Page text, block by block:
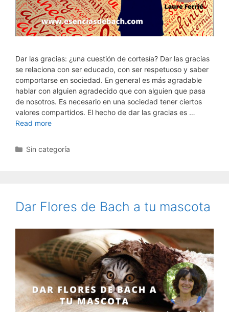
Dar las gracias: ¿una cuestión de cortesía? Dar las gracias
se relaciona con ser educado, con ser respetuoso y saber
comportarse en sociedad. En general es más agradable
hablar con alguien agradecido que con alguien que pasa
de nosotros. Es necesario en una sociedad tener ciertos
valores compartidos. El hecho de dar las gracias es …
Read more
Categorías
Sin categoría
Dar Flores de Bach a tu mascota